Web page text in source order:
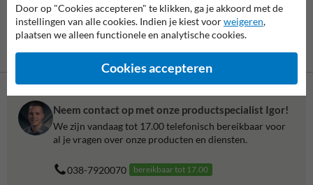
Neem contact op met onze productspecialist Igor!
We zijn vandaag tot 17.00 telefonisch bereikbaar voor
al je vragen over onze producten en diensten.
038-7920070 bereikbaar tot 17.00
Door op "Cookies accepteren" te klikken, ga je akkoord met de
instellingen van alle cookies. Indien je kiest voorweigeren,
plaatsen we alleen functionele en analytische cookies.
Cookies accepteren